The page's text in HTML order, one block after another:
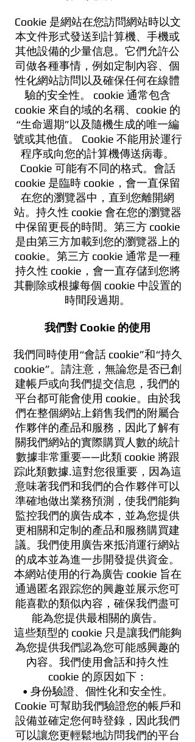
Cookie 是網站在您訪問網站時以文
本文件形式發送到計算機、手機或
其他設備的少量信息。它們允許公
司做各種事情，例如定制內容、個
性化網站訪問以及確保任何在線體
驗的安全性。 cookie 通常包含
cookie 來自的域的名稱、cookie 的
“生命週期”以及隨機生成的唯一編
號或其他值。 Cookie 不能用於運行
程序或向您的計算機傳送病毒。
Cookie 可能有不同的格式。會話
cookie 是臨時 cookie，會一直保留
在您的瀏覽器中，直到您離開網
站。持久性 cookie 會在您的瀏覽器
中保留更長的時間。第三方 cookie
是由第三方加載到您的瀏覽器上的
cookie。第三方 cookie 通常是一種
持久性 cookie，會一直存儲到您將
其刪除或根據每個 cookie 中設置的
時間段過期。
我們對 Cookie 的使用
我們同時使用“會話 cookie”和“持久
cookie”。請注意，無論您是否已創
建帳戶或向我們提交信息，我們的
平台都可能會使用 cookie。由於我
們在整個網站上銷售我們的附屬合
作夥伴的產品和服務，因此了解有
關我們網站的實際購買人數的統計
數據非常重要——此類 cookie 將跟
踪此類數據.這對您很重要，因為這
意味著我們和我們的合作夥伴可以
準確地做出業務預測，使我們能夠
監控我們的廣告成本，並為您提供
更相關和定制的產品和服務購買建
議。我們使用廣告來抵消運行網站
的成本並為進一步開發提供資金。
本網站使用的行為廣告 cookie 旨在
通過匿名跟踪您的興趣並展示您可
能喜歡的類似內容，確保我們盡可
能為您提供最相關的廣告。
這些類型的 cookie 只是讓我們能夠
為您提供我們認為您可能感興趣的
內容。我們使用會話和持久性
cookie 的原因如下：
• 身份驗證、個性化和安全性。
Cookie 可幫助我們驗證您的帳戶和
設備並確定您何時登錄，因此我們
可以讓您更輕鬆地訪問我們的平台